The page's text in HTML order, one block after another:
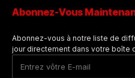
Abonnez-Vous
Abonnez-vous à notre liste de
jour directement dans votre boîte